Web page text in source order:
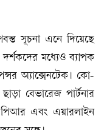
সূচনা এনে দিয়েছে
মধ্যেও ব্যাপক
অ্যাক্সেনটেক। কো-
বেভারেজ পার্টনার
পিআর এবং এয়ারলাইন